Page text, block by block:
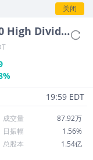
关闭
Dividend ETF
19:59 EDT
成交量
87.92万
日振幅
1.56%
总股本
1.54亿